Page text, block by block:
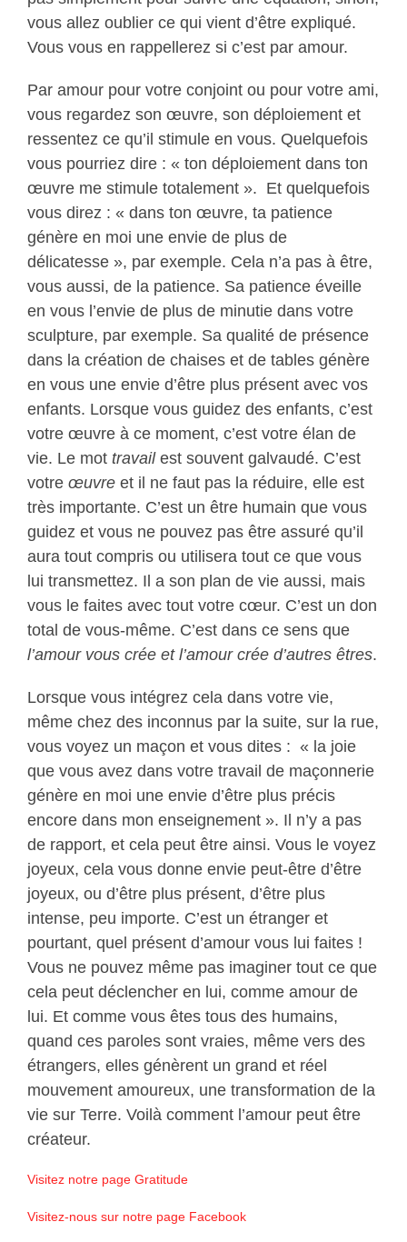
vous allez oublier ce qui vient d’être expliqué.
Vous vous en rappellerez si c’est par amour.
Par amour pour votre conjoint ou pour votre ami,
vous regardez son œuvre, son déploiement et
ressentez ce qu’il stimule en vous. Quelquefois
vous pourriez dire : « ton déploiement dans ton
œuvre me stimule totalement ». Et quelquefois
vous direz : « dans ton œuvre, ta patience
génère en moi une envie de plus de
délicatesse », par exemple. Cela n’a pas à être,
vous aussi, de la patience. Sa patience éveille
en vous l’envie de plus de minutie dans votre
sculpture, par exemple. Sa qualité de présence
dans la création de chaises et de tables génère
en vous une envie d’être plus présent avec vos
enfants. Lorsque vous guidez des enfants, c’est
votre œuvre à ce moment, c’est votre élan de
vie. Le mot travailest souvent galvaudé. C’est
votre œuvreet il ne faut pas la réduire, elle est
très importante. C’est un être humain que vous
guidez et vous ne pouvez pas être assuré qu’il
aura tout compris ou utilisera tout ce que vous
lui transmettez. Il a son plan de vie aussi, mais
vous le faites avec tout votre cœur. C’est un don
total de vous-même. C’est dans ce sens que
l’amour vous crée et l’amour crée d’autres êtres.
Lorsque vous intégrez cela dans votre vie,
même chez des inconnus par la suite, sur la rue,
vous voyez un maçon et vous dites : « la joie
que vous avez dans votre travail de maçonnerie
génère en moi une envie d’être plus précis
encore dans mon enseignement ». Il n’y a pas
de rapport, et cela peut être ainsi. Vous le voyez
joyeux, cela vous donne envie peut-être d’être
joyeux, ou d’être plus présent, d’être plus
intense, peu importe. C’est un étranger et
pourtant, quel présent d’amour vous lui faites !
Vous ne pouvez même pas imaginer tout ce que
cela peut déclencher en lui, comme amour de
lui. Et comme vous êtes tous des humains,
quand ces paroles sont vraies, même vers des
étrangers, elles génèrent un grand et réel
mouvement amoureux, une transformation de la
vie sur Terre. Voilà comment l’amour peut être
créateur.
Visitez notre page Gratitude
Visitez-nous sur notre page Facebook